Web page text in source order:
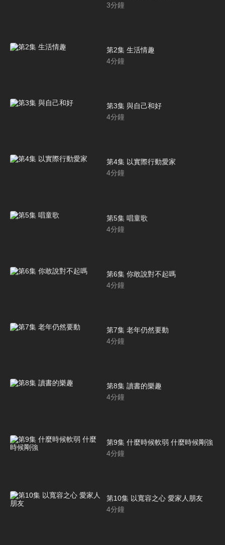
3分鐘
第2集 生活情趣
4分鐘
第3集 與自己和好
4分鐘
第4集 以實際行動愛家
4分鐘
第5集 唱童歌
4分鐘
第6集 你敢說對不起嗎
4分鐘
第7集 老年仍然要動
4分鐘
第8集 讀書的樂趣
4分鐘
第9集 什麼時候軟弱 什麼時候剛強
4分鐘
第10集 以寬容之心 愛家人朋友
4分鐘